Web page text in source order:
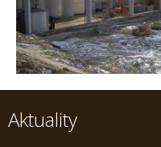
Aktuality